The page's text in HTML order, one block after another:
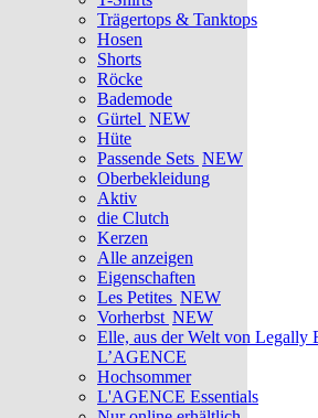
Trägertops & Tanktops
Hosen
Shorts
Röcke
Bademode
Gürtel NEW
Hüte
Passende Sets NEW
Oberbekleidung
Aktiv
die Clutch
Kerzen
Alle anzeigen
Eigenschaften
Les Petites NEW
Vorherbst NEW
Elle, aus der Welt von Legally
L’AGENCE
Hochsommer
L'AGENCE Essentials